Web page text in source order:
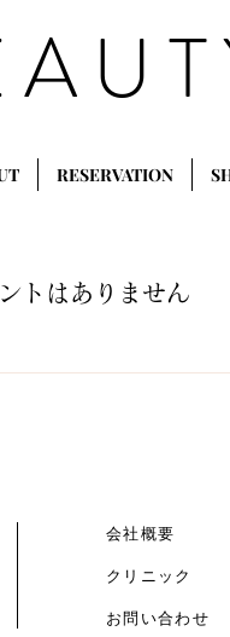
RESERVATION
トはありません
​会社概要
クリニック
お問い合わせ